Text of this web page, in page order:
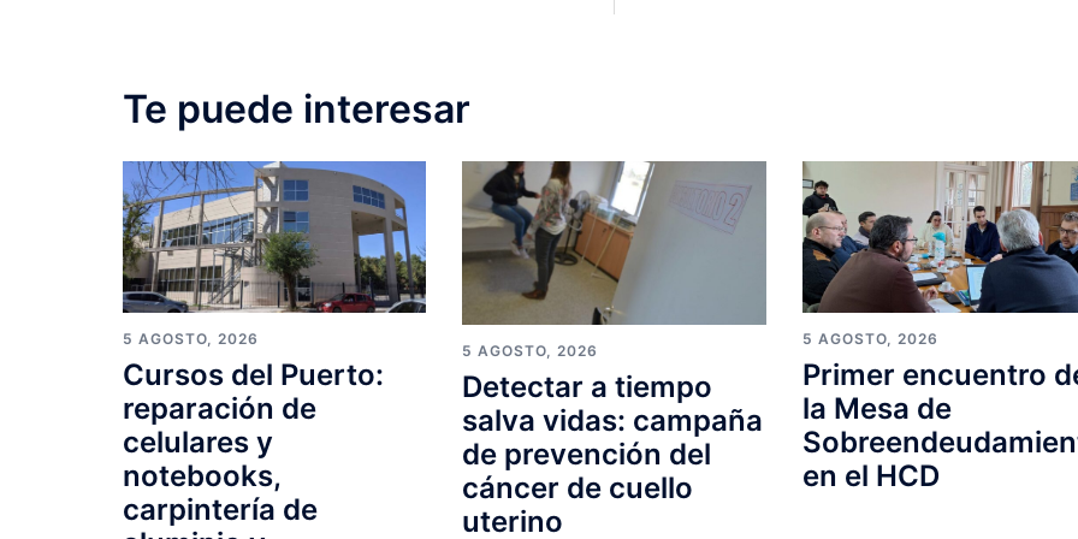
Te puede interesar
5 AGOSTO, 2026
Cursos del Puerto:
reparación de
celulares y
notebooks,
carpintería de
5 AGOSTO, 2026
Detectar a tiempo
salva vidas: campaña
de prevención del
cáncer de cuello
uterino
5 AGOSTO, 2026
Primer encuentro
la Mesa de
en el HCD